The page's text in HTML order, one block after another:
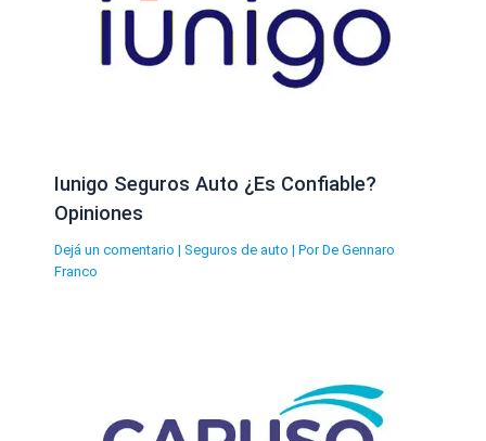
Iunigo Seguros Auto ¿Es Confiable?
Opiniones
Dejá un comentario | Seguros de auto | Por De Gennaro
Franco